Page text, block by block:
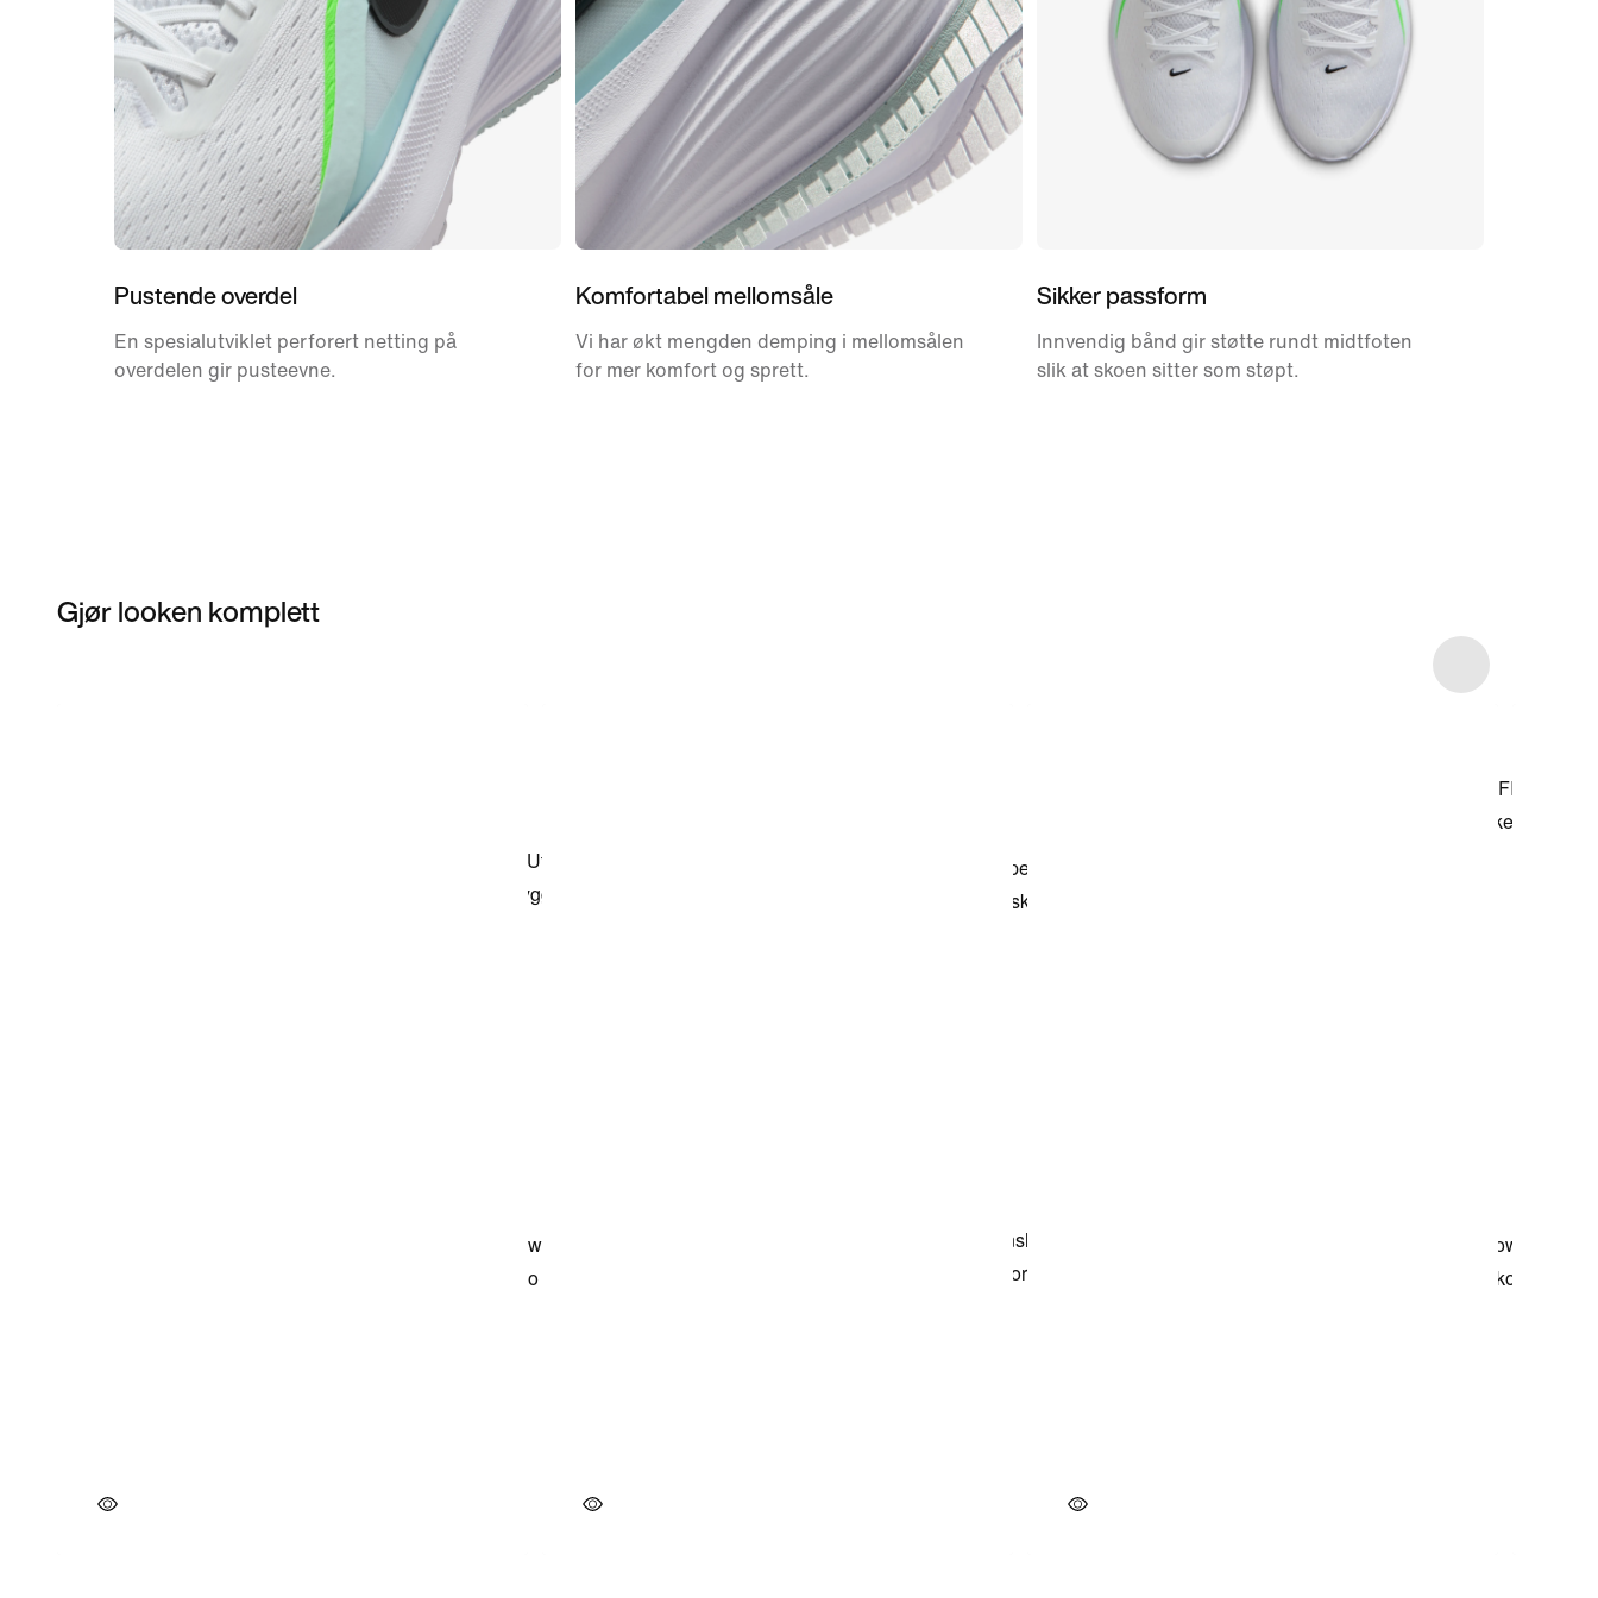
Pustende overdel
En spesialutviklet perforert netting på
overdelen gir pusteevne.
Komfortabel mellomsåle
Vi har økt mengden demping i mellomsålen
for mer komfort og sprett.
Sikker passform
Innvendig bånd gir støtte rundt midtfoten
slik at skoen sitter som støpt.
Gjør looken komplett